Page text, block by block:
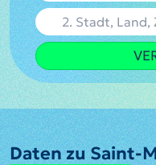
Daten zu Saint-